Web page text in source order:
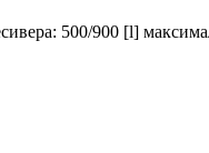
500/900 [l]